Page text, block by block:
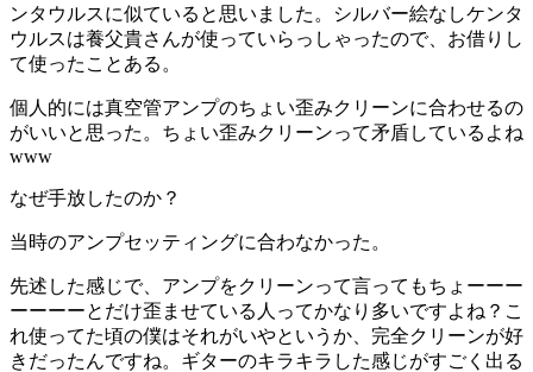
ンタウルスに似ていると思いました。シルバー絵なしケンタ
ウルスは養父貴さんが使っていらっしゃったので、お借りし
て使ったことある。
個人的には真空管アンプのちょい歪みクリーンに合わせるの
がいいと思った。ちょい歪みクリーンって矛盾しているよね
www
なぜ手放したのか？
当時のアンプセッティングに合わなかった。
先述した感じで、アンプをクリーンって言ってもちょーーー
ーーーーとだけ歪ませている人ってかなり多いですよね？こ
れ使ってた頃の僕はそれがいやというか、完全クリーンが好
きだったんですね。ギターのキラキラした感じがすごく出る